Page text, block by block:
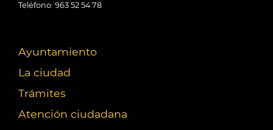
Teléfono: 963 52 54 78
Ayuntamiento
La ciudad
Trámites
Atención ciudadana